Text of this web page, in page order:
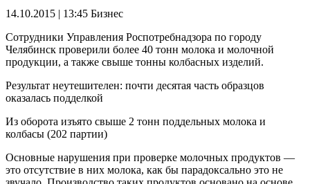
14.10.2015 | 13:45 Бизнес
Сотрудники Управления Роспотребнадзора по городу
Челябинск проверили более 40 тонн молока и молочной
продукции, а также свыше тонны колбасных изделий.
Результат неутешителен: почти десятая часть образцов
оказалась подделкой
Из оборота изъято свыше 2 тонн поддельных молока и
колбасы (202 партии)
Основные нарушения при проверке молочных продуктов —
это отсутствие в них молока, как бы парадоксально это не